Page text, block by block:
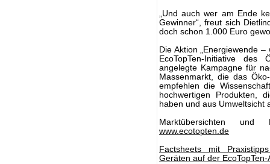
„Und auch wer am Ende
Gewinner“, freut sich
doch schon 1.000 Euro
Die Aktion „Energiewende
EcoTopTen-Initiative
angelegte Kampagne für
Massenmarkt, die das
empfehlen die
hochwertigen Produkten,
haben und aus Umweltsicht
Marktübersichten und
www.ecotopten.de
Factsheets mit
Geräten auf der